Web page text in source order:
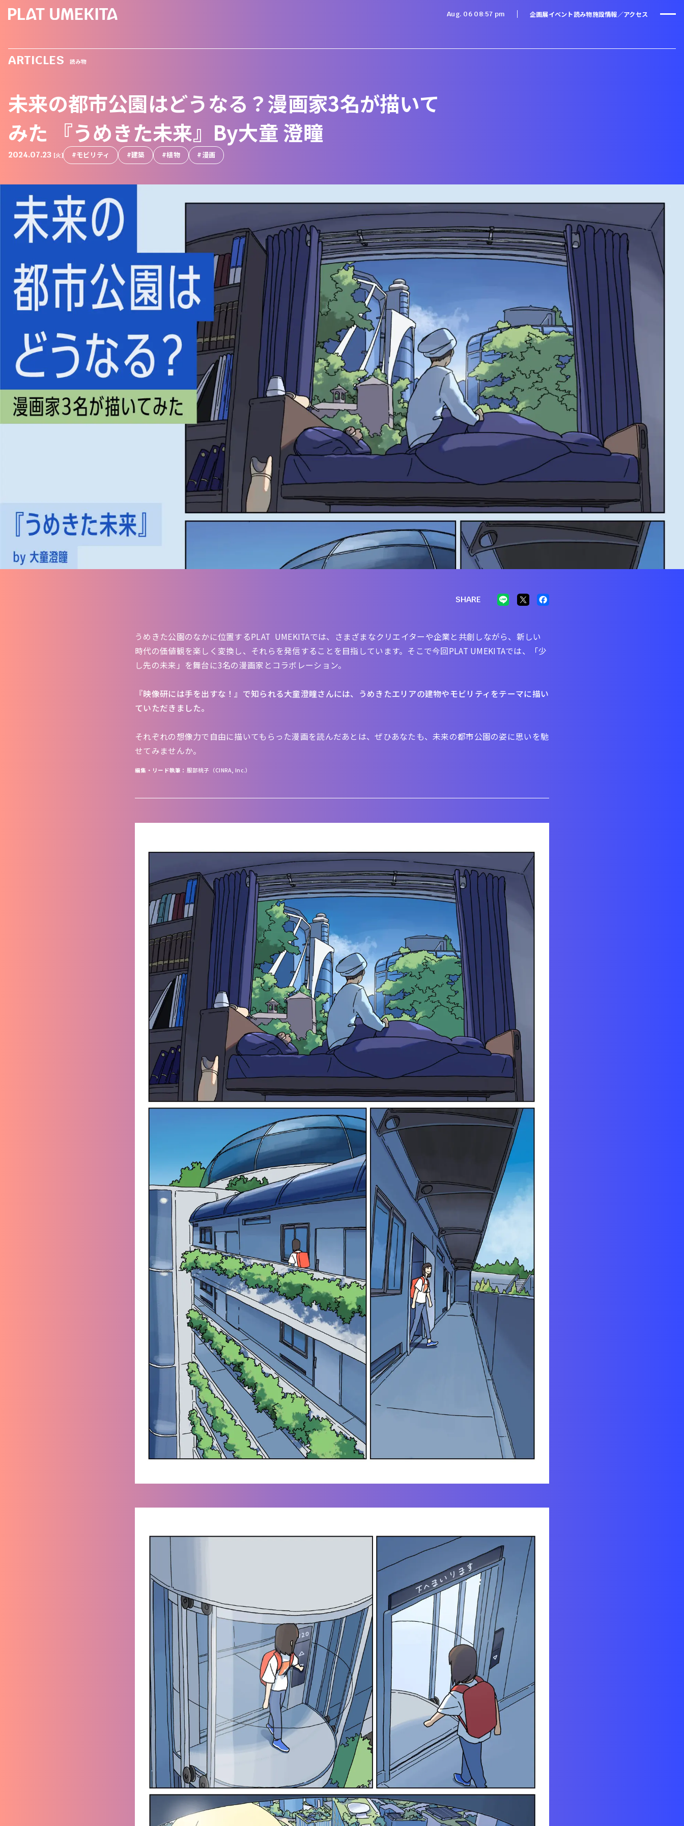
Aug. 06 08:57 pm 企画展イベント読み物施設情報／アクセス
ARTICLES 読み物
未来の都市公園はどうなる？漫画家3名が描いて
みた 『うめきた未来』By大童 澄瞳
2024.07.23 [火] モビリティ 建築 植物 漫画
SHARE
うめきた公園のなかに位置するPLAT UMEKITAでは、さまざまなクリエイターや企業と共創しながら、新しい
時代の価値観を楽しく変換し、それらを発信することを目指しています。そこで今回PLAT UMEKITAでは、「少
し先の未来」を舞台に3名の漫画家とコラボレーション。
『映像研には手を出すな！』で知られる大童澄瞳さんには、うめきたエリアの建物やモビリティをテーマに描い
ていただきました。
それぞれの想像力で自由に描いてもらった漫画を読んだあとは、ぜひあなたも、未来の都市公園の姿に思いを馳
せてみませんか。
編集・リード執筆 服部桃子（CINRA, Inc.）